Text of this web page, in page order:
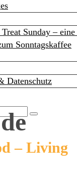
Treat Sunday –
Sonntagskaffee
Datenschutz
– Living